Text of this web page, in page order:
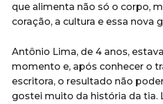
que alimenta não só o corpo,
coração, a cultura e essa nova
Antônio Lima, de 4 anos,
momento e, após conhecer o
escritora, o resultado não
gostei muito da história da tia.